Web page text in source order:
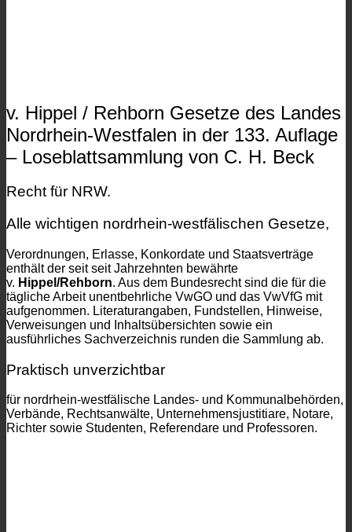
v. Hippel / Rehborn Gesetze des Landes
Nordrhein-Westfalen in der 133. Auflage
– Loseblattsammlung von C. H. Beck
Recht für NRW.
Alle wichtigen nordrhein-westfälischen Gesetze,
Verordnungen, Erlasse, Konkordate und Staatsverträge
enthält der seit seit Jahrzehnten bewährte
v. Hippel/Rehborn. Aus dem Bundesrecht sind die für die
tägliche Arbeit unentbehrliche VwGO und das VwVfG mit
aufgenommen. Literaturangaben, Fundstellen, Hinweise,
Verweisungen und Inhaltsübersichten sowie ein
ausführliches Sachverzeichnis runden die Sammlung ab.
Praktisch unverzichtbar
für nordrhein-westfälische Landes- und Kommunalbehörden,
Verbände, Rechtsanwälte, Unternehmensjustitiare, Notare,
Richter sowie Studenten, Referendare und Professoren.